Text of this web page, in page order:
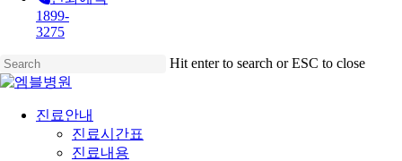
1899-
3275
Skip
to
main
content
Hit enter to search or ESC to close
Close
Menu
진료안내
진료시간표
진료내용